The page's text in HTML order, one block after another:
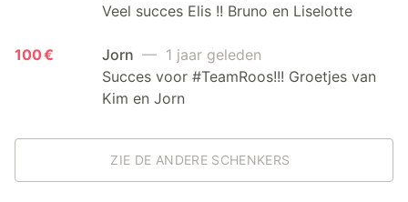
Veel succes Elis !! Bruno en Liselotte
100 € Jorn — 1 jaar geleden
Succes voor #TeamRoos!!! Groetjes van
Kim en Jorn
ZIE DE ANDERE SCHENKERS